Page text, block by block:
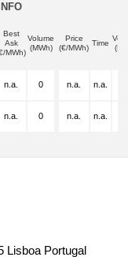
INFO
Best
Ask
MWh)
Volume
(MWh)
Price
(€/MWh)
Time
n.a. 0 n.a. n.a.
n.a. 0 n.a. n.a.
Lisboa Portugal